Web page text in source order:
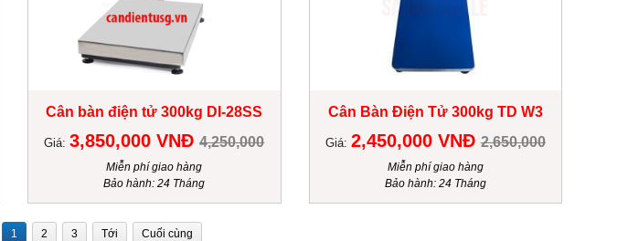
Cân bàn điện tử 300kg DI-28SS
Giá:3,850,000 VNĐ4,250,000
Miễn phí giao hàng
Bảo hành: 24 Tháng
Cân Bàn Điện Tử 300kg TD W3
Giá: 2,450,000 VNĐ2,650,000
Miễn phí giao hàng
Bảo hành: 24 Tháng
1 2 3 Tới Cuối cùng